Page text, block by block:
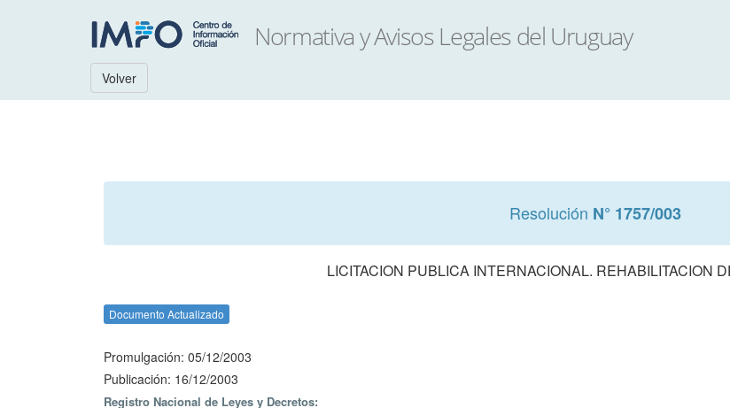
Volver
Resolución N° 1757/003
LICITACION PUBLICA INTERNACIONAL. REHABILITACION
Documento Actualizado
Promulgación: 05/12/2003
Publicación: 16/12/2003
Registro Nacional de Leyes y Decretos: